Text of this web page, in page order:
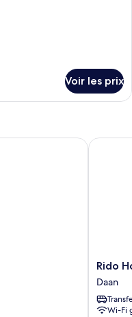
Voir les prix
Rido
Hotel
Daan
Rido
Daan
Wi-Fi
Rido